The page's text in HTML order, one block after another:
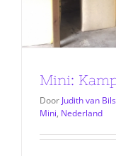
Mini:
Door Judith van
Mini, Nederland